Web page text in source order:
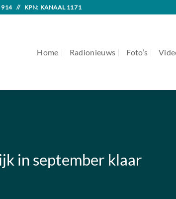
914 // KPN: KANAAL 1171
Home Radionieuws Foto’s
in september klaar